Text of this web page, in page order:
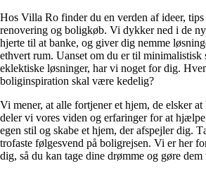
Hos Villa Ro finder du en verden af ideer,
renovering og boligkøb. Vi dykker ned i de
hjerte til at banke, og giver dig nemme
ethvert rum. Uanset om du er til minimalistisk
eklektiske løsninger, har vi noget for dig.
boliginspiration skal være kedelig?
Vi mener, at alle fortjener et hjem, de elsker
deler vi vores viden og erfaringer for at
egen stil og skabe et hjem, der afspejler dig.
trofaste følgesvend på boligrejsen. Vi er her
dig, så du kan tage dine drømme og gøre